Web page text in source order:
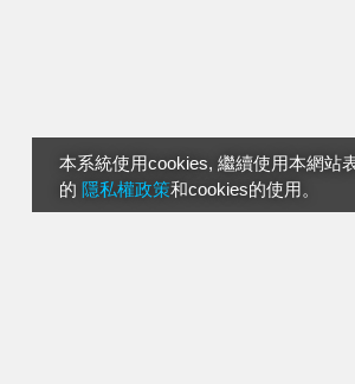
本系統使用cookies, 繼續使用本網站
的 隱私權政策和cookies的使用。